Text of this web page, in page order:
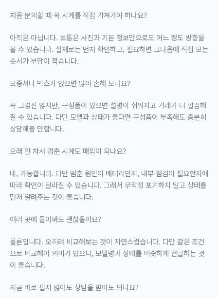
처음 문의할 때 꼭 시계를 직접 가져가야 하나요?
아직은 아닙니다. 보통은 사진과 기본 정보만으로도 어느 정도 방향을
볼 수 있습니다. 실제로는 먼저 확인하고, 필요하면 그다음에 직접 보는
순서가 부담이 적습니다.
보증서나 박스가 없으면 많이 손해 보나요?
꼭 그렇진 않지만, 구성품이 있으면 설명이 쉬워지고 거래가 더 깔끔해
질 수 있습니다. 다만 모델과 상태가 좋다면 구성품이 부족해도 충분히
상담해볼 만합니다.
오래 안 차서 멈춘 시계도 매입이 되나요?
네, 가능합니다. 다만 멈춘 원인이 배터리인지, 내부 점검이 필요한지에
따라 확인이 달라질 수 있습니다. 그래서 무작정 포기하지 말고 상태를
먼저 알려주는 것이 좋습니다.
여러 곳에 물어봐도 괜찮을까요?
물론입니다. 오히려 비교해보는 것이 자연스럽습니다. 다만 같은 조건
으로 비교해야 의미가 있으니, 모델명과 상태를 비슷하게 전달하는 것
이 좋습니다.
지금 바로 팔지 않아도 상담을 받아도 되나요?